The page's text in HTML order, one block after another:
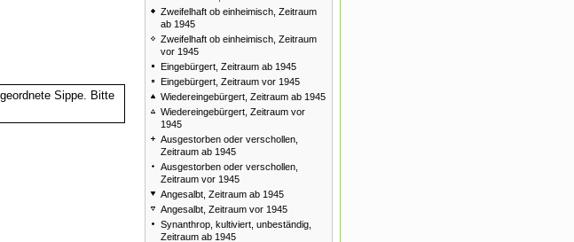
Sippe. Bitte
Zweifelhaft ob einheimisch, Zeitraum
ab 1945
Zweifelhaft ob einheimisch, Zeitraum
vor 1945
Eingebürgert, Zeitraum ab 1945
Eingebürgert, Zeitraum vor 1945
Wiedereingebürgert, Zeitraum ab 1945
Wiedereingebürgert, Zeitraum vor
1945
Ausgestorben oder verschollen,
Zeitraum ab 1945
Ausgestorben oder verschollen,
Zeitraum vor 1945
Angesalbt, Zeitraum ab 1945
Angesalbt, Zeitraum vor 1945
Synanthrop, kultiviert, unbeständig,
Zeitraum ab 1945